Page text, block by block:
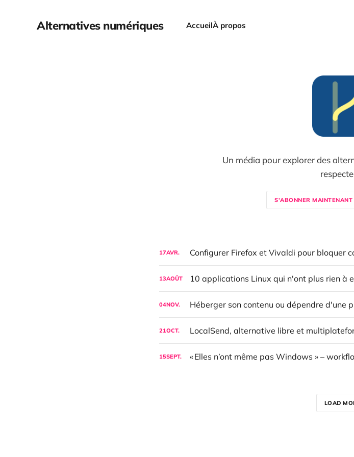
Alternatives numériques AccueilÀ propos
Un média pour explorer des
S'ABONNER MAINTENANT
17AVR.
13AOÛT
04NOV.
21OCT. LocalSend, alternative libre et
15SEPT. « Elles n’ont même pas Windows » –
LOAD